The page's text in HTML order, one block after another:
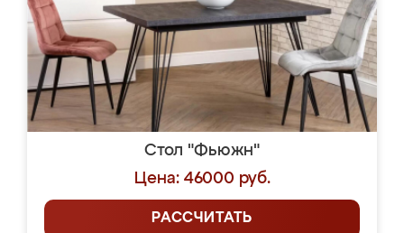
Стол "Фьюжн"
Цена: 46000 руб.
РАССЧИТАТЬ